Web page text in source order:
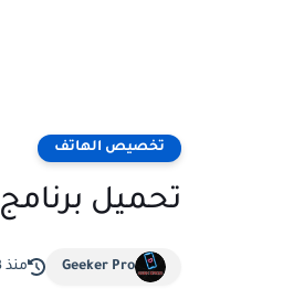
تخصيص الهاتف
تحميل برنامج Video Wallpaper مهكر للاندرويد اخر اصدار
Geeker Pro منذ 3 سنة